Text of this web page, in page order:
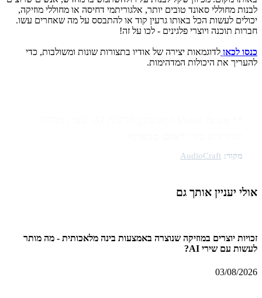
לבנות מחוללי סאונד טובים יותר, אלגוריתמי דחיסה או מחוללי מוזיקה,
יכולים לעשות הכל באותו גרעין קוד או להתבסס על מה שאחרים עשו.
חברות תוכנה ויוצרי פלגינים - לכו על זה!
כנסו לכאן לדוגמאות יצירה של אודיו בתצורות שונות ומשולבות, כדי
להעריך את היכולות המדהימות.
מקור: AudioCraft
אולי יעניין אותך גם
זכויות יוצרים במוזיקה שנוצרה באמצעות בינה מלאכותית - מה מותר
לעשות עם שירי AI?
03/08/2026